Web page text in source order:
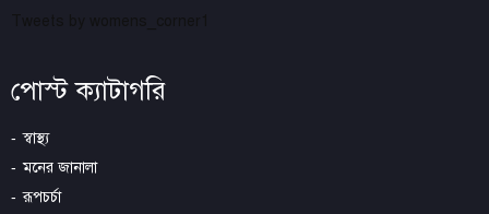
পোস্ট ক্যাটাগরি
স্বাস্থ্য
মনের জানালা
রূপচর্চা